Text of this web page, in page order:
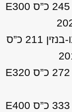
מרצדס E קלאס קבריולה 2.0 בנזין 245 כ”ס E300
מרצדס E קלאס קבריולה 2.0 טורבו-בנזין 211 כ”ס
מרצדס E קלאס קבריולה 3.0 בנזין 272 כ”ס E320
מרצדס E קלאס קבריולה 3.0 בנזין 333 כ”ס E400